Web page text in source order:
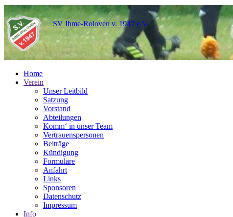
SV Ihme-Roloven v. 1947 e.V.
Home
Verein
Unser Leitbild
Satzung
Vorstand
Abteilungen
Komm‘ in unser Team
Vertrauenspersonen
Beiträge
Kündigung
Formulare
Anfahrt
Links
Sponsoren
Datenschutz
Impressum
Info